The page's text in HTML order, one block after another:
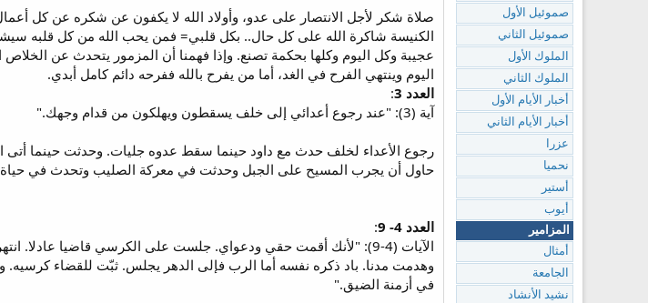
صلاة شكر لأجل الانتصار على عدو، وأولاد الله لا يكفون عن شكره عن كل
الكنيسة شاكرة الله على كل حال.. بكل قلبي= فمن يحب الله من كل قلبه
عجيبة وكل اليوم وكلها بحكمة تصنع. وإذا فهمنا أن المزمور يتحدث عن
اليوم وينتهي الفرح في الغد، أما من يفرح بالله ففرحه دائم كامل أبدي.
العدد 3
:
آية (3): "عند رجوع أعدائي إلى خلف يسقطون ويهلكون من قدام وجهك."
رجوع الأعداء لخلف حدث مع داود حينما سقط عدوه جليات. وحدثت حينما أتى
حاول أن يجرب المسيح على الجبل وحدثت في معركة الصليب وتحدث في حياة كل منا حين يغلب المسيح
العدد 4- 9
:
الآيات (4-9): "لأنك أقمت حقي ودعواي. جلست على الكرسي قاضيا عادلا.
وهدمت مدنا. باد ذكره نفسه أما الرب فإلى الدهر يجلس. ثبّت للقضاء
في أزمنة الضيق."
صموئيل الأول
صموئيل الثاني
الملوك الأول
الملوك الثاني
أخبار الأيام الأول
أخبار الأيام الثاني
عزرا
نحميا
أستير
أيوب
المزامير
أمثال
الجامعة
نشيد الأنشاد